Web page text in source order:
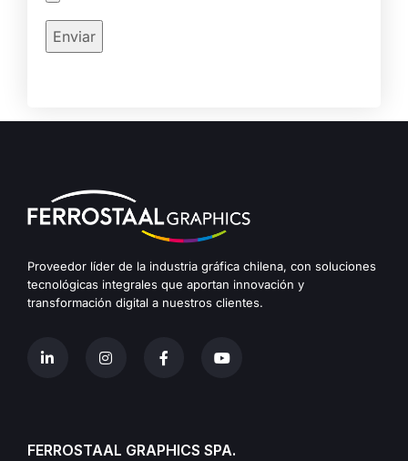
Proveedor líder de la industria gráfica chilena, con soluciones
tecnológicas integrales que aportan innovación y
transformación digital a nuestros clientes.
FERROSTAAL GRAPHICS SPA.